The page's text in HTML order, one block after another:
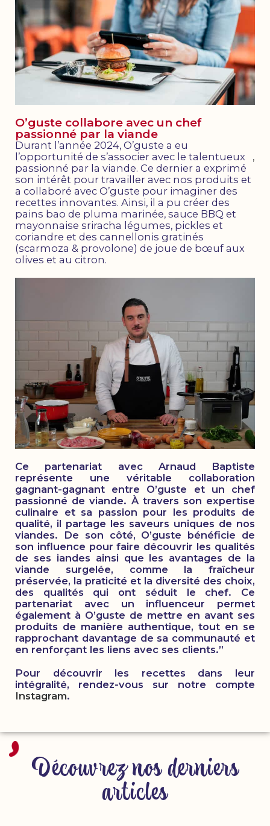
O’guste collabore avec un chef
passionné par la viande
Durant l’année 2024, O’guste a eu
l’opportunité de s’associer avec le talentueux
,
passionné par la viande. Ce dernier a exprimé
son intérêt pour travailler avec nos produits et
a collaboré avec O’guste pour imaginer des
recettes innovantes. Ainsi, il a pu créer des
pains bao de pluma marinée, sauce BBQ et
mayonnaise sriracha légumes, pickles et
coriandre et des cannellonis gratinés
(scarmoza & provolone) de joue de bœuf aux
olives et au citron.
Ce partenariat avec Arnaud Baptiste
représente une véritable collaboration
gagnant-gagnant entre O’guste et un chef
passionné de viande. À travers son expertise
culinaire et sa passion pour les produits de
qualité, il partage les saveurs uniques de nos
viandes. De son côté, O’guste bénéficie de
son influence pour faire découvrir les qualités
de ses iandes ainsi que les avantages de la
viande surgelée, comme la fraîcheur
préservée, la praticité et la diversité des choix,
des qualités qui ont séduit le chef. Ce
partenariat avec un influenceur permet
également à O’guste de mettre en avant ses
produits de manière authentique, tout en se
rapprochant davantage de sa communauté et
en renforçant les liens avec ses clients.”
Pour découvrir les recettes dans leur
intégralité, rendez-vous sur notre compte
Instagram.
Découvrez nos derniers
articles